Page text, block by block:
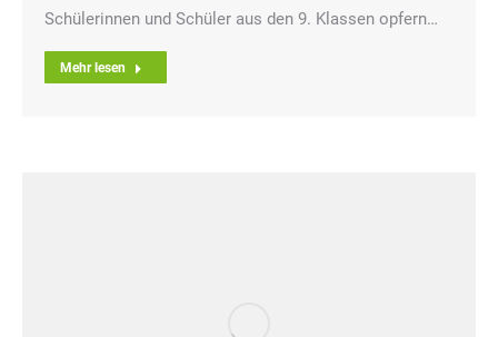
Schülerinnen und Schüler aus den 9. Klassen opfern…
Mehr lesen